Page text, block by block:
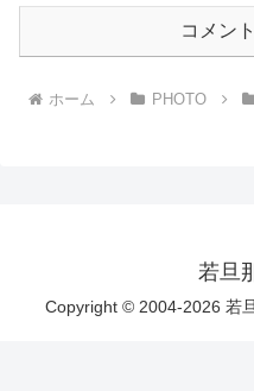
コメン
ホーム PHOTO
若旦
Copyright © 2004-2026 若